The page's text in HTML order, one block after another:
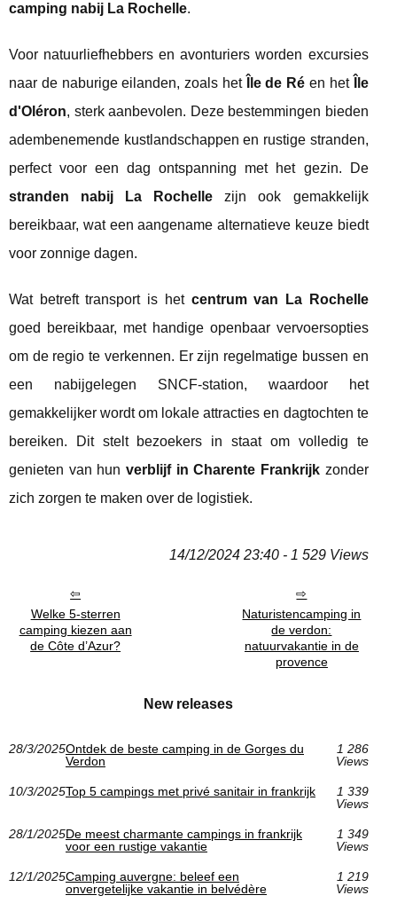
camping nabij La Rochelle.
Voor natuurliefhebbers en avonturiers worden excursies
naar de naburige eilanden, zoals het
Île de Ré en het
Île
d'Oléron, sterk aanbevolen. Deze bestemmingen bieden
adembenemende kustlandschappen en rustige stranden,
perfect voor een dag ontspanning met het gezin. De
stranden nabij La Rochelle zijn ook gemakkelijk
bereikbaar, wat een aangename alternatieve keuze biedt
voor zonnige dagen.
Wat betreft transport is het centrum van La Rochelle
goed bereikbaar, met handige openbaar vervoersopties
om de regio te verkennen. Er zijn regelmatige bussen en
een nabijgelegen SNCF-station, waardoor het
gemakkelijker wordt om lokale attracties en dagtochten te
bereiken. Dit stelt bezoekers in staat om volledig te
genieten van hun verblijf in Charente Frankrijkzonder
zich zorgen te maken over de logistiek.
14/12/2024 23:40 - 1 529 Views
Welke 5-sterren
camping kiezen aan
de Côte d’Azur?
Naturistencamping in
de verdon:
natuurvakantie in de
provence
New releases
28/3/2025Ontdek de beste camping in de Gorges du
Verdon
1 286
Views
10/3/2025Top 5 campings met privé sanitair in frankrijk
1 339
Views
28/1/2025De meest charmante campings in frankrijk
voor een rustige vakantie
1 349
Views
12/1/2025Camping auvergne: beleef een
onvergetelijke vakantie in belvédère
1 219
Views